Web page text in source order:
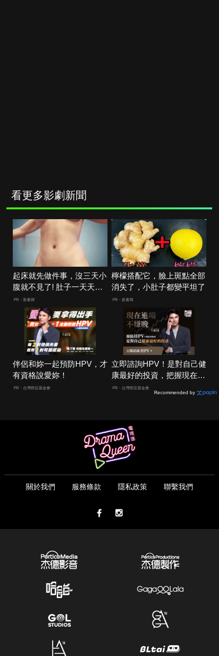
看更多影劇新聞
起床就先做件事，沒三天小
腹就不見了! 肚子一天天變
小！
PR・新素簡
檸檬搭配它，臉上斑點全部
消失了，小肚子都變平坦了
PR・新素簡
伴侶和妳一起預防HPV，才
有資格說愛妳！
PR・台灣癌症基金會
立即諮詢HPV！是對自己健
康最好的投資，把握現在不
嫌晚！
PR・台灣癌症基金會
Recommended by
關於我們 服務條款 隱私政策 聯繫我們